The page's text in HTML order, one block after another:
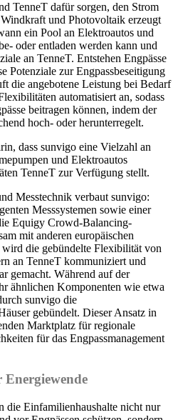
TenneT dafür sorgen, den Strom
und Photovoltaik erzeugt
ein Pool an Elektroautos und
oder entladen werden kann und
an TenneT. Entstehen Engpässe
Potenziale zur Engpassbeseitigung
die angebotene Leistung bei Bedarf
automatisiert an, sodass
beitragen können, indem der
hoch- oder herunterregelt.
dass sunvigo eine Vielzahl an
und Elektroautos
TenneT zur Verfügung stellt.
Messtechnik verbaut sunvigo:
Messsystemen sowie einer
Equigy Crowd-Balancing-
mit anderen europäischen
die gebündelte Flexibilität von
an TenneT kommuniziert und
gemacht. Während auf der
ähnlichen Komponenten wie etwa
sunvigo die
gebündelt. Dieser Ansatz in
Marktplatz für regionale
für das Engpassmanagement
die Einfamilienhaushalte nicht nur